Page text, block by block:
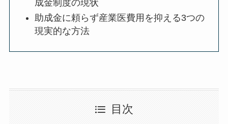
独で使える助成金は現在ありません
なぜ助成金が使えない？産業医関連の
助成金制度の現状
助成金に頼らず産業医費用を抑える3つ